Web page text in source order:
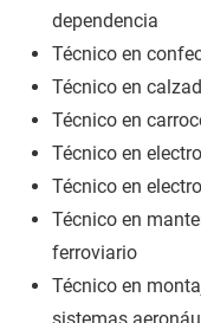
dependencia
Técnico en
Técnico en
Técnico en
Técnico en
Técnico en
Técnico en
ferroviario
Técnico en